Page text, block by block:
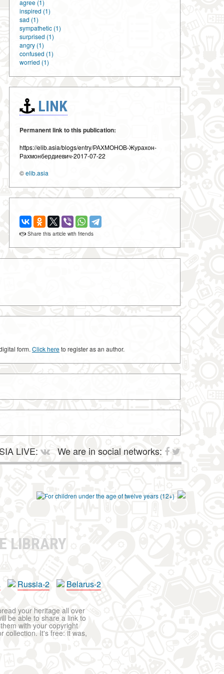
agree (1)
inspired (1)
sad (1)
sympathetic (1)
surprised (1)
angry (1)
confused (1)
worried (1)
LINK
Permanent link to this publication:
https://elib.asia/blogs/entry/РАХМОНОВ-Журахон-
Рахмонбердиевич-2017-07-22
©elib.asia
Share this article with friends
form. Click hereto register as an author.
LIVE: We are in social networks:
LIBRARY
Russia-2 Belarus-2
your heritage all over
be able to share a link to
with your copyright
collection. It's free: it was,